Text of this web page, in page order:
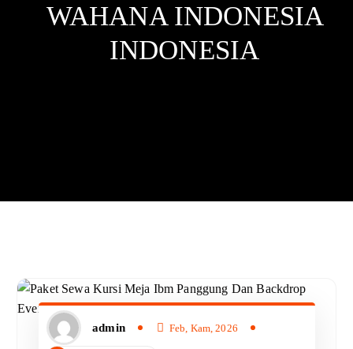
WAHANA INDONESIA
INDONESIA
admin Feb, Kam, 2026